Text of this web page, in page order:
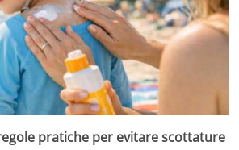
pratiche per evitare scottature